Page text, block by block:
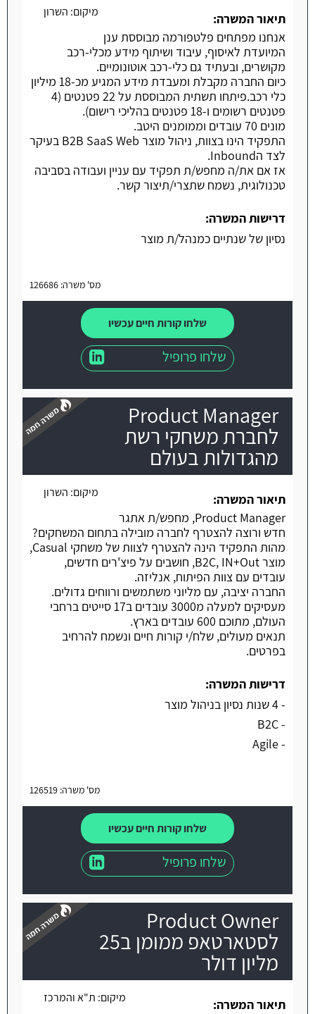
מיקום: השרון
תיאור המשרה:
אנחנו מפתחים פלטפורמה מבוססת ענן
המיועדת לאיסוף, עיבוד ושיתוף מידע מכלי-רכב
מקושרים, ובעתיד גם כלי-רכב אוטונומיים.
כיום החברה מקבלת ומעבדת מידע המגיע מכ-18 מיליון
כלי רכב.פיתחו תשתית המבוססת על 22 פטנטים (4
פטנטים רשומים ו-18 פטנטים בהליכי רישום).
מונים 70 עובדים וממומנים היטב.
התפקיד הינו בצוות, ניהול מוצר B2B SaaS Web בעיקר
לצד הInbound.
אז אם את/ה מחפש/ת תפקיד עם עניין ועבודה בסביבה
טכנולוגית, נשמח שתצרי/תיצור קשר.
דרישות המשרה:
נסיון של שנתיים כמנהל/ת מוצר
מס' משרה: 126686
שלחו קורות חיים עכשיו
שלחו פרופיל
Product Manager
לחברת משחקי רשת
מהגדולות בעולם
משרה חמה
מיקום: השרון
תיאור המשרה:
Product Manager, מחפש/ת אתגר
חדש ורוצה להצטרף לחברה מובילה בתחום המשחקים?
מהות התפקיד הינה להצטרף לצוות של משחקי Casual,
מוצר B2C, IN+Out, חושבים על פיצ'רים חדשים,
עובדים עם צוות הפיתוח, אנליזה.
החברה יציבה, עם מליוני משתמשים ורווחים גדולים.
מעסיקים למעלה מ3000 עובדים ב17 סייטים ברחבי
העולם, מתוכם 600 עובדים בארץ.
תנאים מעולים, שלח/י קורות חיים ונשמח להרחיב
בפרטים.
דרישות המשרה:
- 4 שנות נסיון בניהול מוצר
- B2C
- Agile
מס' משרה: 126519
שלחו קורות חיים עכשיו
שלחו פרופיל
Product Owner
לסטארטאפ ממומן ב25
מליון דולר
משרה חמה
מיקום: ת"א והמרכז
תיאור המשרה: